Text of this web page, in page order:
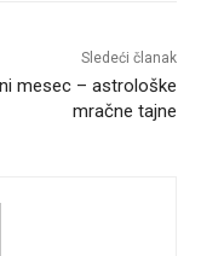
Sledeći članak
mesec – astrološke
mračne tajne